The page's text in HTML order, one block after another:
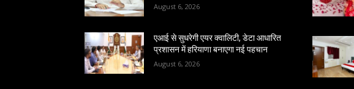
August 6, 2026
एआई से सुधरेगी एयर क्वालिटी, डेटा आधारित
प्रशासन में हरियाणा बनाएगा नई पहचान
August 6, 2026